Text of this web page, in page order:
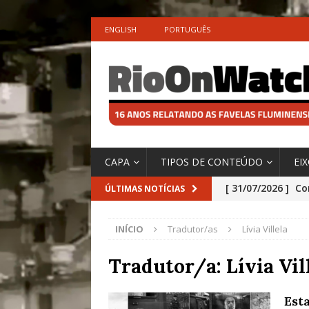
ENGLISH PORTUGUÊS
CAPA TIPOS DE CONTEÚDO
ÚLTIMAS NOTÍCIAS [ 31/07/2026 ]
[ 29/07/2026 ]
São o Cadinho e
Especial do
INÍCIO Tradutor/as Lívia Villela
Tradutor/a: Lívia